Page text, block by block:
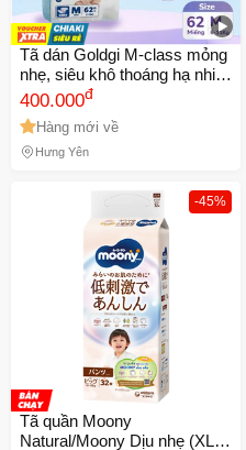
Tã dán Goldgi M-class mỏng
nhẹ, siêu khô thoáng hạ nhiệt
cho mùa hè đủ size chính
hãng
400.000đ
Hàng mới về
Hưng Yên
-45%
Tã quần Moony
Natural/Moony Dịu nhẹ (XL,